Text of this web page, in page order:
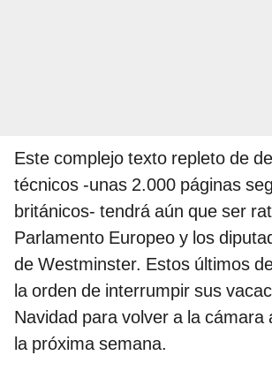
Este complejo texto repleto de
técnicos -unas 2.000 páginas
británicos- tendrá aún que ser
Parlamento Europeo y los
de Westminster. Estos últimos
la orden de interrumpir sus
Navidad para volver a la cámara
la próxima semana.